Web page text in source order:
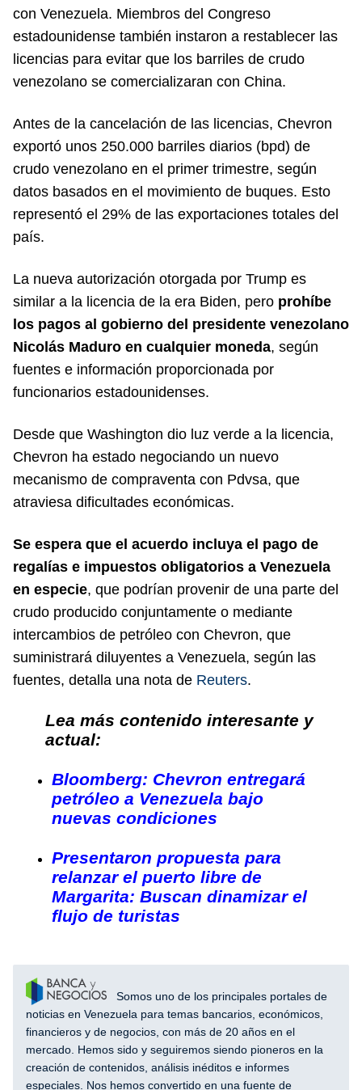
con Venezuela. Miembros del Congreso
estadounidense también instaron a restablecer las
licencias para evitar que los barriles de crudo
venezolano se comercializaran con China.
Antes de la cancelación de las licencias, Chevron
exportó unos 250.000 barriles diarios (bpd) de
crudo venezolano en el primer trimestre, según
datos basados en el movimiento de buques. Esto
representó el 29% de las exportaciones totales del
país.
La nueva autorización otorgada por Trump es
similar a la licencia de la era Biden, pero prohíbe
los pagos al gobierno del presidente venezolano
Nicolás Maduro en cualquier moneda, según
fuentes e información proporcionada por
funcionarios estadounidenses.
Desde que Washington dio luz verde a la licencia,
Chevron ha estado negociando un nuevo
mecanismo de compraventa con Pdvsa, que
atraviesa dificultades económicas.
Se espera que el acuerdo incluya el pago de
regalías e impuestos obligatorios a Venezuela
en especie, que podrían provenir de una parte del
crudo producido conjuntamente o mediante
intercambios de petróleo con Chevron, que
suministrará diluyentes a Venezuela, según las
fuentes, detalla una nota de Reuters.
Lea más contenido interesante y
actual:
Bloomberg: Chevron entregará
petróleo a Venezuela bajo
nuevas condiciones
Presentaron propuesta para
relanzar el puerto libre de
Margarita: Buscan dinamizar el
flujo de turistas
Somos uno de los principales portales de
noticias en Venezuela para temas bancarios, económicos,
financieros y de negocios, con más de 20 años en el
mercado. Hemos sido y seguiremos siendo pioneros en la
creación de contenidos, análisis inéditos e informes
especiales. Nos hemos convertido en una fuente de